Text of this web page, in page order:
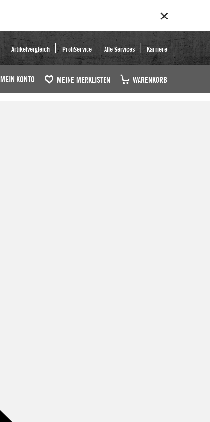
Artikelvergleich ProfiService Alle Services Karriere
MEIN KONTO MEINE MERKLISTEN WARENKORB